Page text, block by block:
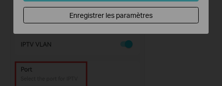
Enregistrer les paramètres